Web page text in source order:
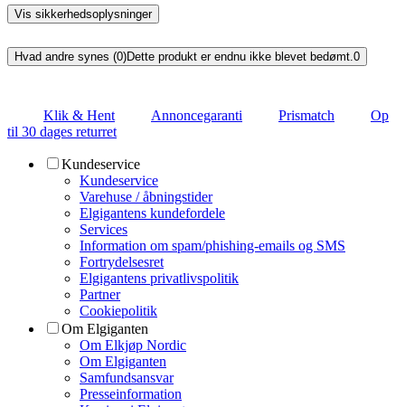
Vis sikkerhedsoplysninger
Hvad andre synes (0)Dette produkt er endnu ikke blevet bedømt. 0
Klik & Hent Annoncegaranti Prismatch
Op
til 30 dages returret
Kundeservice
Kundeservice
Varehuse / åbningstider
Elgigantens kundefordele
Services
Information om spam/phishing-emails og SMS
Fortrydelsesret
Elgigantens privatlivspolitik
Partner
Cookiepolitik
Om Elgiganten
Om Elkjøp Nordic
Om Elgiganten
Samfundsansvar
Presseinformation